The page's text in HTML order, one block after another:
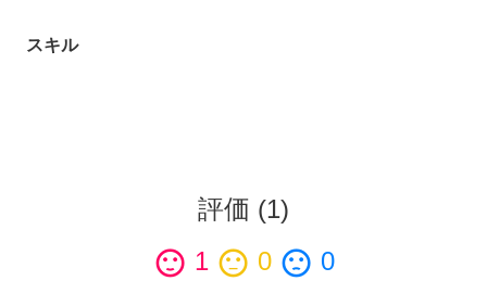
スキル
評価 (1)
sentiment_satisfied 1 sentiment_neutral 0 sentiment_dissatisfied 0